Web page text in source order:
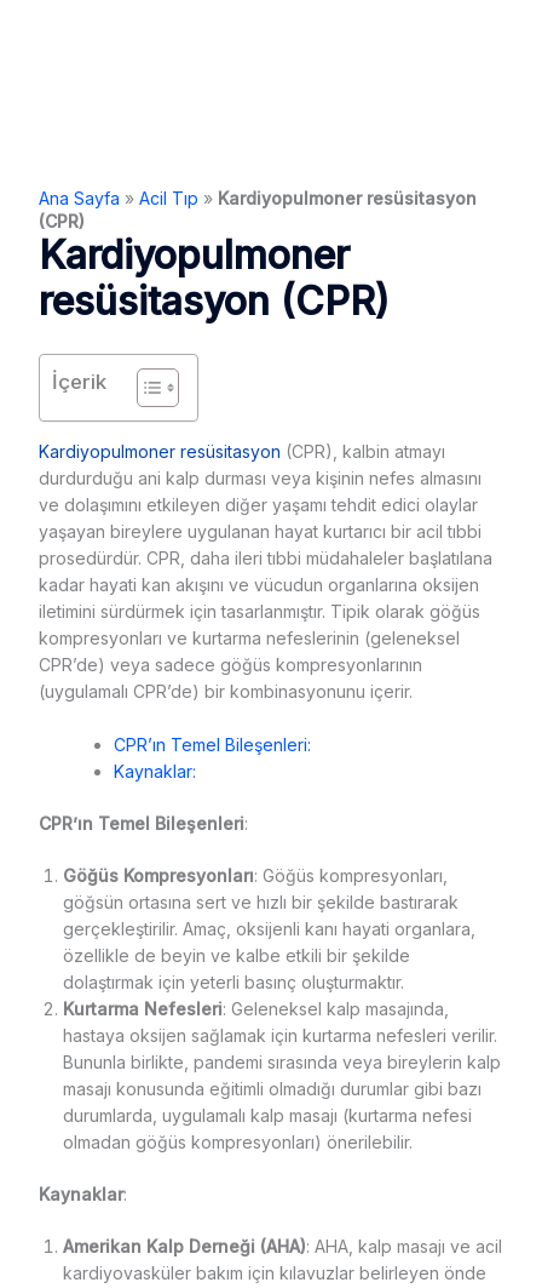
Ana Sayfa » Acil Tıp » Kardiyopulmoner resüsitasyon
(CPR)
Kardiyopulmoner
resüsitasyon (CPR)
İçerik
Kardiyopulmoner resüsitasyon (CPR), kalbin atmayı
durdurduğu ani kalp durması veya kişinin nefes almasını
ve dolaşımını etkileyen diğer yaşamı tehdit edici olaylar
yaşayan bireylere uygulanan hayat kurtarıcı bir acil tıbbi
prosedürdür. CPR, daha ileri tıbbi müdahaleler başlatılana
kadar hayati kan akışını ve vücudun organlarına oksijen
iletimini sürdürmek için tasarlanmıştır. Tipik olarak göğüs
kompresyonları ve kurtarma nefeslerinin (geleneksel
CPR’de) veya sadece göğüs kompresyonlarının
(uygulamalı CPR’de) bir kombinasyonunu içerir.
CPR’ın Temel Bileşenleri:
Kaynaklar:
CPR’ın Temel Bileşenleri:
Göğüs Kompresyonları: Göğüs kompresyonları,
göğsün ortasına sert ve hızlı bir şekilde bastırarak
gerçekleştirilir. Amaç, oksijenli kanı hayati organlara,
özellikle de beyin ve kalbe etkili bir şekilde
dolaştırmak için yeterli basınç oluşturmaktır.
Kurtarma Nefesleri: Geleneksel kalp masajında,
hastaya oksijen sağlamak için kurtarma nefesleri verilir.
Bununla birlikte, pandemi sırasında veya bireylerin kalp
masajı konusunda eğitimli olmadığı durumlar gibi bazı
durumlarda, uygulamalı kalp masajı (kurtarma nefesi
olmadan göğüs kompresyonları) önerilebilir.
Kaynaklar:
Amerikan Kalp Derneği (AHA): AHA, kalp masajı ve acil
kardiyovasküler bakım için kılavuzlar belirleyen önde